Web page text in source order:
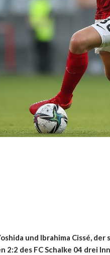
und Ibrahima Cissé,
2:2 des FC Schalke 04 drei